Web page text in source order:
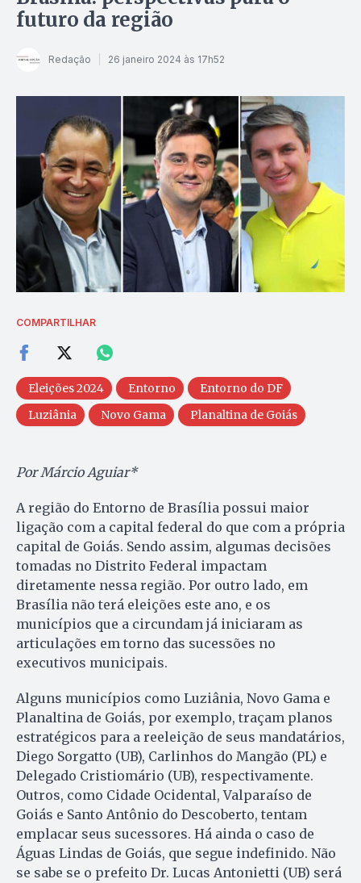
futuro da região
Redação 26 janeiro 2024 às 17h52
COMPARTILHAR
Eleições 2024 Entorno
Entorno do DF
Luziânia
Novo Gama Planaltina de Goiás
Por Márcio Aguiar*
A região do Entorno de Brasília possui maior
ligação com a capital federal do que com a própria
capital de Goiás. Sendo assim, algumas decisões
tomadas no Distrito Federal impactam
diretamente nessa região. Por outro lado, em
Brasília não terá eleições este ano, e os
municípios que a circundam já iniciaram as
articulações em torno das sucessões no
executivos municipais.
Alguns municípios como Luziânia, Novo Gama e
Planaltina de Goiás, por exemplo, traçam planos
estratégicos para a reeleição de seus mandatários,
Diego Sorgatto (UB), Carlinhos do Mangão (PL) e
Delegado Cristiomário (UB), respectivamente.
Outros, como Cidade Ocidental, Valparaíso de
Goiás e Santo Antônio do Descoberto, tentam
emplacar seus sucessores. Há ainda o caso de
Águas Lindas de Goiás, que segue indefinido. Não
se sabe se o prefeito Dr. Lucas Antonietti (UB) será